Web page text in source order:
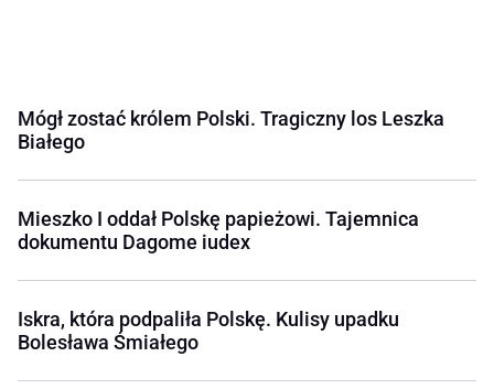
Mógł zostać królem Polski. Tragiczny los Leszka
Białego
Mieszko I oddał Polskę papieżowi. Tajemnica
dokumentu Dagome iudex
Iskra, która podpaliła Polskę. Kulisy upadku
Bolesława Śmiałego